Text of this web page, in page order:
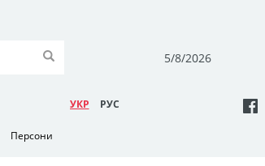
5/8/2026
УКР РУC
Персони